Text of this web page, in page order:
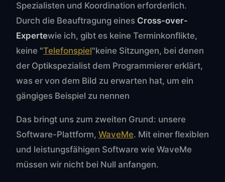
Spezialisten und Koordination erforderlich.
Durch die Beauftragung eines Cross-over-
Expertewie ich, gibt es keine Terminkonflikte,
keine "Telefonspiel"keine Sitzungen, bei denen
der Optikspezialist dem Programmierer erklärt,
was er von dem Bild zu erwarten hat, um ein
gängiges Beispiel zu nennen
Das bringt uns zum zweiten Grund: unsere
Software-Plattform, WaveMe. Mit einer flexiblen
und leistungsfähigen Software wie WaveMe
müssen wir nicht bei Null anfangen.